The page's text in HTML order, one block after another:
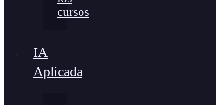
cursos
IA
Aplicada